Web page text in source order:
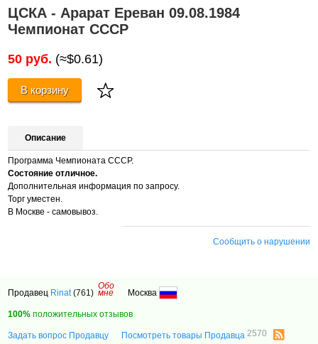
ЦСКА - Арарат Ереван 09.08.1984
Чемпионат СССР
50 руб. (≈$0.61)
В корзину
Описание
Программа Чемпионата СССР.
Состояние отличное.
Дополнительная информация по запросу.
Торг уместен.
В Москве - самовывоз.
Сообщить о нарушении
Продавец Rinat (761)
Обо
мне Москва
100% положительных отзывов
Задать вопрос Продавцу Посмотреть товары Продавца2570